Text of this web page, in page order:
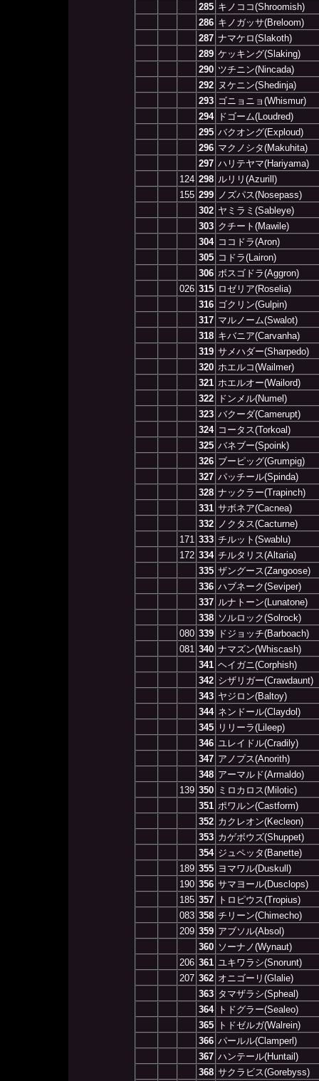
285 キノココ(Shroomish)
286 キノガッサ(Breloom)
287 ナマケロ(Slakoth)
289 ケッキング(Slaking)
290 ツチニン(Nincada)
292 ヌケニン(Shedinja)
293 ゴニョニョ(Whismur)
294
ドゴーム(Loudred)
295 バクオング(Exploud)
296 マクノシタ(Makuhita)
297 ハリテヤマ(Hariyama)
124 298 ルリリ(Azurill)
155 299
ノズパス(Nosepass)
302 ヤミラミ(Sableye)
303 クチート(Mawile)
304 ココドラ(Aron)
305 コドラ(Lairon)
306 ボスゴドラ(Aggron)
026 315 ロゼリア(Roselia)
316 ゴクリン(Gulpin)
317 マルノーム(Swalot)
318 キバニア(Carvanha)
319 サメハダー(Sharpedo)
320 ホエルコ(Wailmer)
321 ホエルオー(Wailord)
322
ドンメル(Numel)
323 バクーダ(Camerupt)
324 コータス(Torkoal)
325 バネブー(Spoink)
326 ブーピッグ(Grumpig)
327 パッチール(Spinda)
328 ナックラー(Trapinch)
331 サボネア(Cacnea)
332
ノクタス(Cacturne)
171 333 チルット(Swablu)
172 334 チルタリス(Altaria)
335 ザングース(Zangoose)
336 ハブネーク(Seviper)
337 ルナトーン(Lunatone)
338 ソルロック(Solrock)
080 339
ドジョッチ(Barboach)
081 340 ナマズン(Whiscash)
341 ヘイガニ(Corphish)
342 シザリガー(Crawdaunt)
343 ヤジロン(Baltoy)
344 ネンドール(Claydol)
345
リリーラ(Lileep)
346 ユレイドル(Cradily)
347 アノプス(Anorith)
348 アーマルド(Armaldo)
139 350
ミロカロス(Milotic)
351 ポワルン(Castform)
352 カクレオン(Kecleon)
353 カゲボウズ(Shuppet)
354 ジュペッタ(Banette)
189 355 ヨマワル(Duskull)
190 356 サマヨール(Dusclops)
185 357
トロピウス(Tropius)
083 358 チリーン(Chimecho)
209 359 アブソル(Absol)
360 ソーナノ(Wynaut)
206 361 ユキワラシ(Snorunt)
207 362 オニゴーリ(Glalie)
363 タマザラシ(Spheal)
364
トドグラー(Sealeo)
365
トドゼルガ(Walrein)
366 パールル(Clamperl)
367 ハンテール(Huntail)
368 サクラビス(Gorebyss)